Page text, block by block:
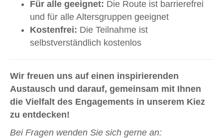
Für alle geeignet: Die Route ist barrierefrei
und für alle Altersgruppen geeignet
Kostenfrei: Die Teilnahme ist
selbstverständlich kostenlos
Wir freuen uns auf einen inspirierenden
Austausch und darauf, gemeinsam mit Ihnen
die Vielfalt des Engagements in unserem Kiez
zu entdecken!
Bei Fragen wenden Sie sich gerne an: